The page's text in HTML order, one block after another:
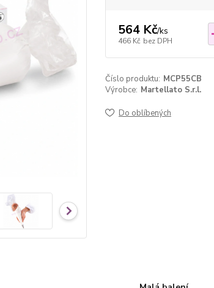
564 Kč/ks
466 Kč bez DPH
Číslo produktu: MCP55CB
Výrobce: Martellato S.r.l.
Do oblíbených